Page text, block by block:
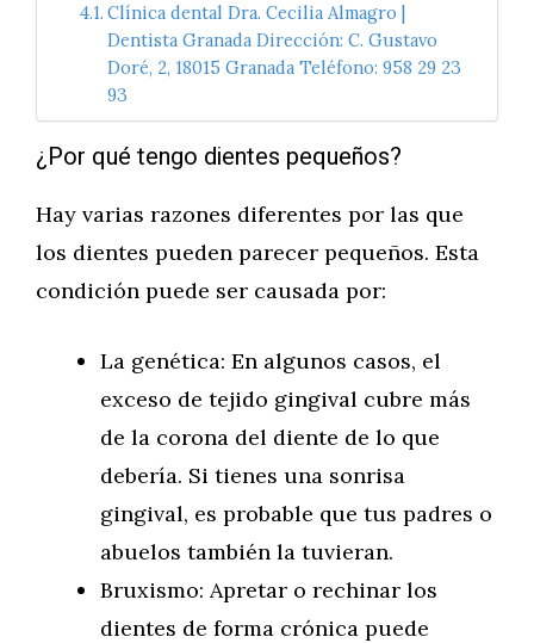
Clínica dental Dra. Cecilia Almagro |
Dentista Granada Dirección: C. Gustavo
Doré, 2, 18015 Granada Teléfono: 958 29 23
93
¿Por qué tengo dientes pequeños?
Hay varias razones diferentes por las que
los dientes pueden parecer pequeños. Esta
condición puede ser causada por:
La genética: En algunos casos, el
exceso de tejido gingival cubre más
de la corona del diente de lo que
debería. Si tienes una sonrisa
gingival, es probable que tus padres o
abuelos también la tuvieran.
Bruxismo: Apretar o rechinar los
dientes de forma crónica puede